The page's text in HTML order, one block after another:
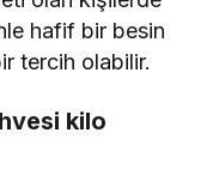
hafif bir besin
tercih olabilir.
kilo